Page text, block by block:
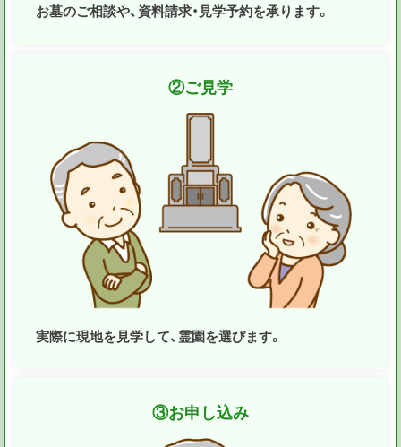
お墓のご相談や、資料請求・見学予約を承ります。
②ご見学
実際に現地を見学して、霊園を選びます。
③お申し込み